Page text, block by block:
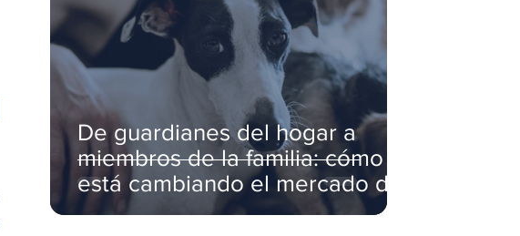
De guardianes del hogar a
miembros de la familia: cómo
está cambiando el mercado de
mascotas en Lima